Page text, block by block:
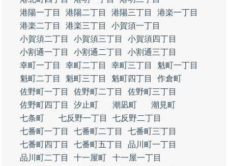
港陽一丁目
港陽二丁目 港陽三丁目
港楽一丁目
港楽二丁目
港楽三丁目
小賀須一丁目
小賀須二丁目
小賀須三丁目
小賀須四丁目
小割通一丁目
小割通二丁目
小割通三丁目
幸町一丁目
幸町二丁目 幸町三丁目
魁町一丁目
魁町二丁目
魁町三丁目 魁町四丁目
作倉町
佐野町一丁目
佐野町二丁目
佐野町三丁目
佐野町四丁目
汐止町 潮凪町
潮見町
七条町
七反野一丁目
七反野二丁目
七番町一丁目
七番町二丁目
七番町三丁目
七番町四丁目
七番町五丁目
品川町一丁目
品川町二丁目
十一屋町
十一屋一丁目